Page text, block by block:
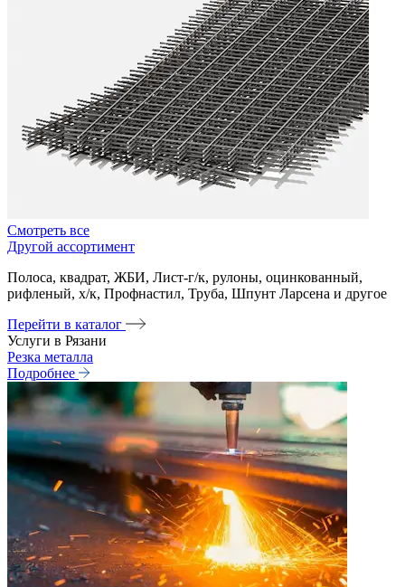
Смотреть все
Другой ассортимент
Полоса, квадрат, ЖБИ, Лист-г/к, рулоны, оцинкованный,
рифленый, х/к, Профнастил, Труба, Шпунт Ларсена и другое
Перейти в каталог
Услуги в Рязани
Резка металла
Подробнее